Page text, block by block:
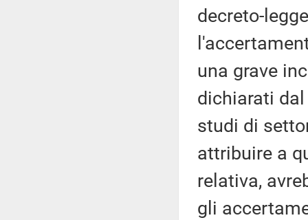
decreto-
una grave
dichiarati
studi di
attribuire a
relativa,
gli